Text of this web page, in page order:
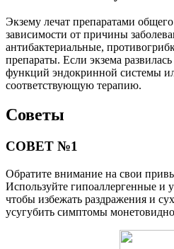
Экзему лечат препаратами
зависимости от причины
антибактериальные,
препараты. Если экзема
функций эндокринной системы
соответствующую терапию.
Советы
СОВЕТ №1
Обратите внимание на свои
Используйте гипоаллергенные и
чтобы избежать раздражения и
усугубить симптомы